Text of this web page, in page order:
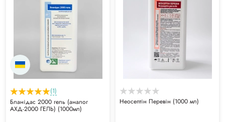
(1)
Бланідас 2000 гель (аналог
АХД-2000 ГЕЛЬ) (1000мл)
Неосептін Перевін (1000 мл)